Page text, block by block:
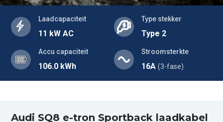
Laadcapaciteit
11 kW AC
Type stekker
Type 2
Accu capaciteit
106.0 kWh
Stroomsterkte
16A (3-fase)
Audi SQ8 e-tron Sportback laadkabel